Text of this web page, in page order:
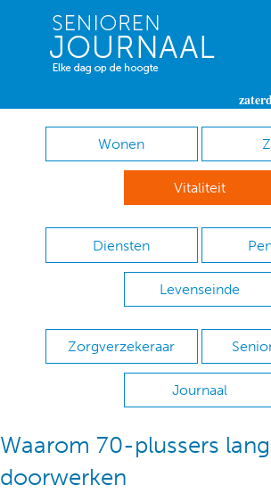
Wonen
Vitaliteit
Diensten
Levenseinde
Zorgverzekeraar
Journaal
Waarom 70-plussers
doorwerken